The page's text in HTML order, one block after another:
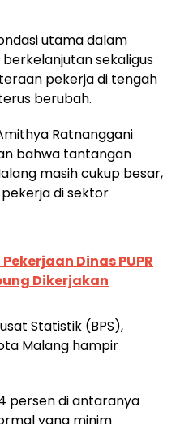
utama dalam
sekaligus
pekerja di tengah
berubah.
Ratnanggani
bahwa tantangan
masih cukup besar,
di sektor
Pekerjaan Dinas PUPR
Dikerjakan
Statistik (BPS),
Malang hampir
persen di antaranya
yang minim